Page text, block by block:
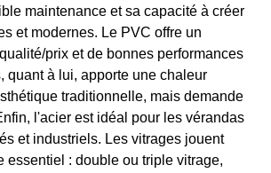
maintenance et sa capacité à créer
et modernes. Le PVC offre un
prix et de bonnes performances
quant à lui, apporte une chaleur
traditionnelle, mais demande
l'acier est idéal pour les vérandas
et industriels. Les vitrages jouent
essentiel : double ou triple vitrage,